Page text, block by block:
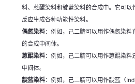
料、蒽醌染料和靛蓝染料的合成中。它可以
反应生成各种功能性染料。
偶氮染料：例如，己二腈可以用作偶氮染料
的合成中间体。
蒽醌染料：例如，己二腈可以用作蒽醌染
中间体。
靛蓝染料：例如，己二腈可以用作靛蓝（